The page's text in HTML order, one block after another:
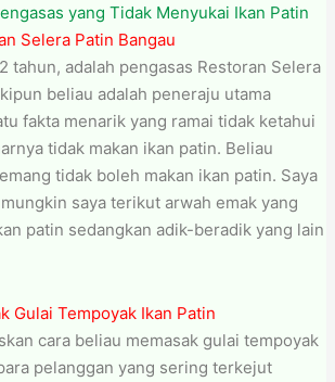
yang Tidak Menyukai Ikan Patin
Selera Patin Bangau
tahun, adalah pengasas Restoran Selera
beliau adalah peneraju utama
fakta menarik yang ramai tidak ketahui
tidak makan ikan patin. Beliau
tidak boleh makan ikan patin. Saya
saya terikut arwah emak yang
patin sedangkan adik-beradik yang lain
Gulai Tempoyak Ikan Patin
cara beliau memasak gulai tempoyak
pelanggan yang sering terkejut